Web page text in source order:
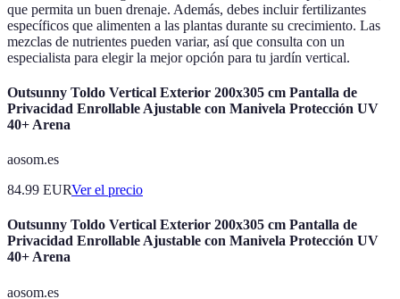
que permita un buen drenaje. Además, debes incluir fertilizantes
específicos que alimenten a las plantas durante su crecimiento. Las
mezclas de nutrientes pueden variar, así que consulta con un
especialista para elegir la mejor opción para tu jardín vertical.
Outsunny Toldo Vertical Exterior 200x305 cm Pantalla de
Privacidad Enrollable Ajustable con Manivela Protección UV
40+ Arena
aosom.es
84.99 EURVer el precio
Outsunny Toldo Vertical Exterior 200x305 cm Pantalla de
Privacidad Enrollable Ajustable con Manivela Protección UV
40+ Arena
aosom.es